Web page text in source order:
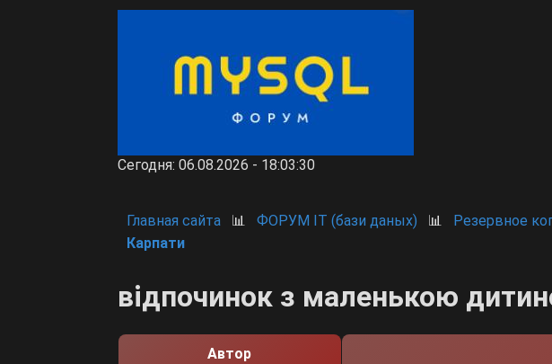
Сегодня: 06.08.2026 - 18:03:30
Главная сайта
📊 ФОРУМ IT (бази даных) 📊 Резервное
Карпати
відпочинок з маленькою
Автор